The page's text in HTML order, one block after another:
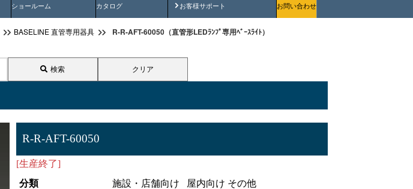
ショールーム カタログ お客様サポート
安全にご使用いただくためにお問い合わせ
BASELINE 直管専用器具 R-R-AFT-60050（直管形LEDﾗﾝﾌﾟ専用ﾍﾞｰｽﾗｲﾄ）
検索 クリア
R-R-AFT-60050
[生産終了]
分類
施設・店舗向け 屋内向け その他